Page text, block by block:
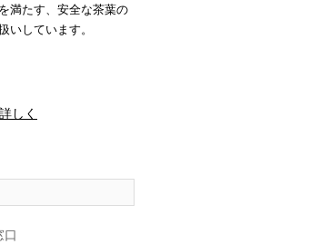
満たす、安全な茶葉の
いしています。
しく
口